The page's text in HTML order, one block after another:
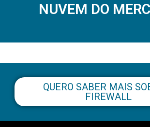
NUVEM DO
QUERO SABER MAIS
FIREWALL